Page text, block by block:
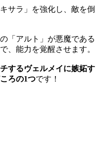
サラ」を強化し、敵を倒
「アルト」が悪魔である
、能力を覚醒させます。
するヴェルメイに嫉妬す
ろの1つです！